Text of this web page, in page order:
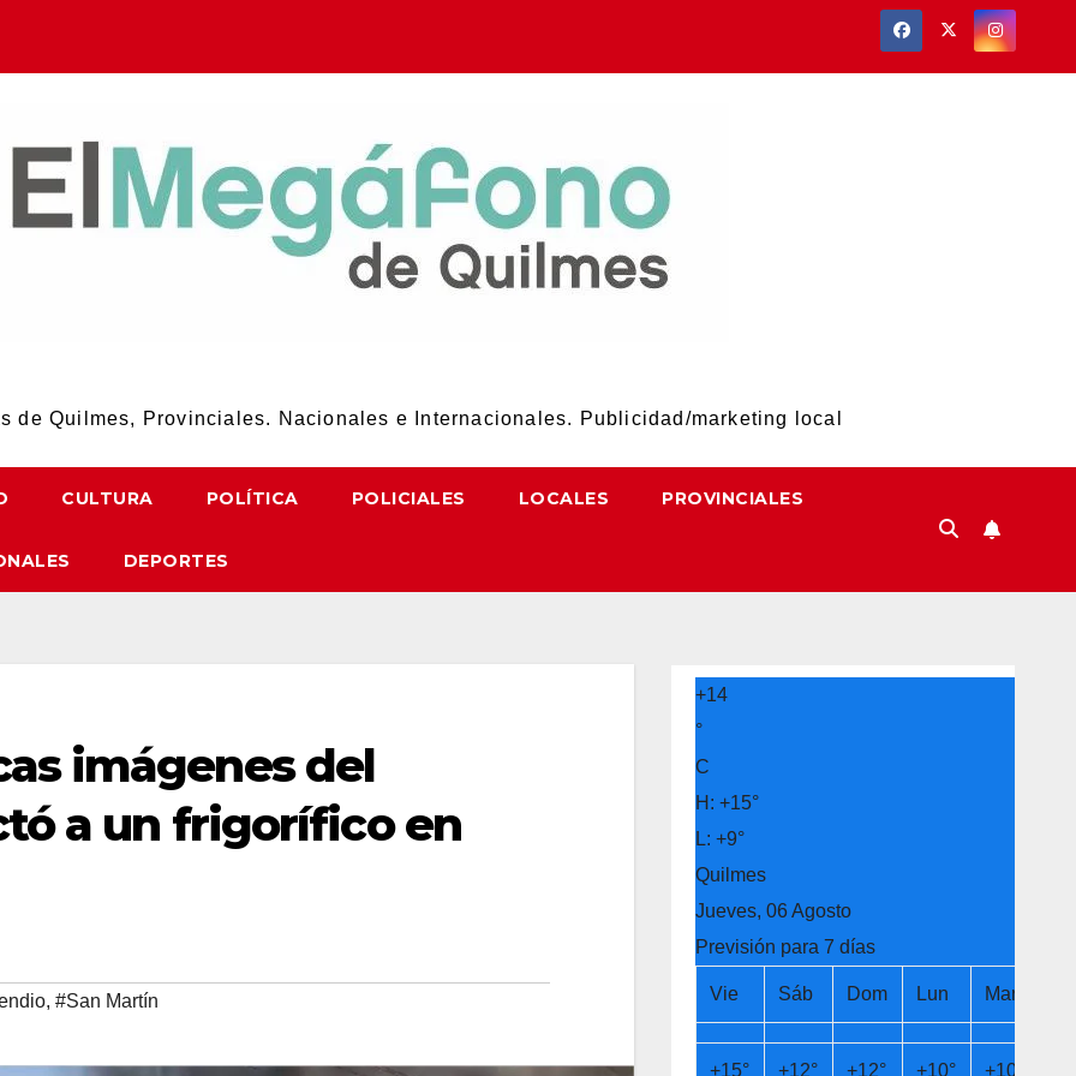
de Quilmes, Provinciales. Nacionales e Internacionales. Publicidad/marketing local
CULTURA POLÍTICA POLICIALES LOCALES PROVINCIALES
DEPORTES
imágenes del
a un frigorífico en
, #San Martín
+14
°
C
H: +15°
L: +9°
Quilmes
Jueves, 06 Agosto
Previsión para 7 días
Vie Sáb Dom Lun Mar
+15° +12° +12° +10° +10°